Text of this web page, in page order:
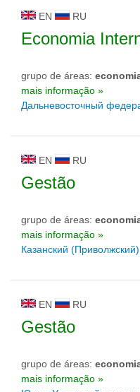
EN RU
Economia
grupo de áreas:
mais informação »
Дальневосточный
EN RU
Gestão
grupo de áreas:
mais informação »
Казанский
EN RU
Gestão
grupo de áreas:
mais informação »